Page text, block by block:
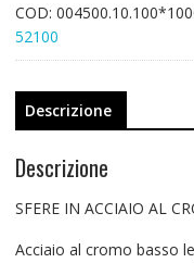
COD:
52100
Descrizione
Descrizione
SFERE IN ACCIAIO AL
Acciaio al cromo basso